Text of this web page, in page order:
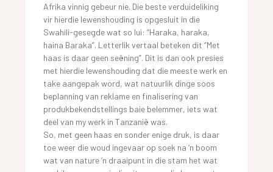
Afrika vinnig gebeur nie. Die beste verduideliking
vir hierdie lewenshouding is opgesluit in die
Swahili-gesegde wat so lui: “Haraka, haraka,
haina Baraka”. Letterlik vertaal beteken dit “Met
haas is daar geen seëning”. Dit is dan ook presies
met hierdie lewenshouding dat die meeste werk en
take aangepak word, wat natuurlik dinge soos
beplanning van reklame en finalisering van
produkbekendstellings baie belemmer, iets wat
deel van my werk in Tanzanië was.
So, met geen haas en sonder enige druk, is daar
toe weer die woud ingevaar op soek na ‘n boom
wat van nature ‘n draaipunt in die stam het wat